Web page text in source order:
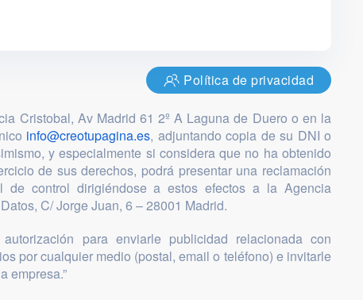
Política de privacidad
Cristobal, Av Madrid 61 2º A Laguna de Duero o en la
info@creotupagina.es, adjuntando copia de su DNI o
y especialmente si considera que no ha obtenido
de sus derechos, podrá presentar una reclamación
de control dirigiéndose a estos efectos a la Agencia
C/ Jorge Juan, 6 – 28001 Madrid.
para enviarle publicidad relacionada con
por cualquier medio (postal, email o teléfono) e invitarle
empresa.”